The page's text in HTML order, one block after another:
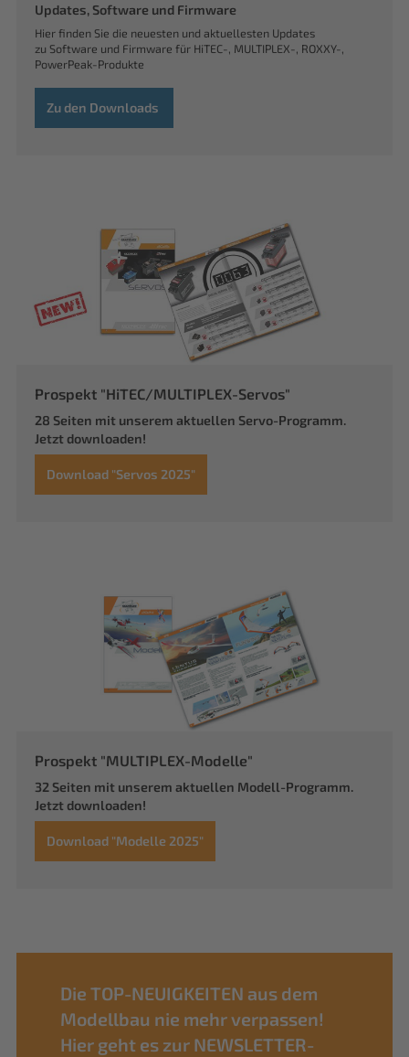
Updates, Software und Firmware
Hier finden Sie die neuesten und aktuellesten Updates
zu Software und Firmware für HiTEC-, MULTIPLEX-, ROXXY-,
PowerPeak-Produkte
Zu den Downloads
Prospekt "HiTEC/MULTIPLEX-Servos"
28 Seiten mit unserem aktuellen Servo-Programm.
Jetzt downloaden!
Download "Servos 2025"
Prospekt "MULTIPLEX-Modelle"
32 Seiten mit unserem aktuellen Modell-Programm.
Jetzt downloaden!
Download "Modelle 2025"
Die TOP-NEUIGKEITEN aus dem
Modellbau nie mehr verpassen!
Hier geht es zur NEWSLETTER-